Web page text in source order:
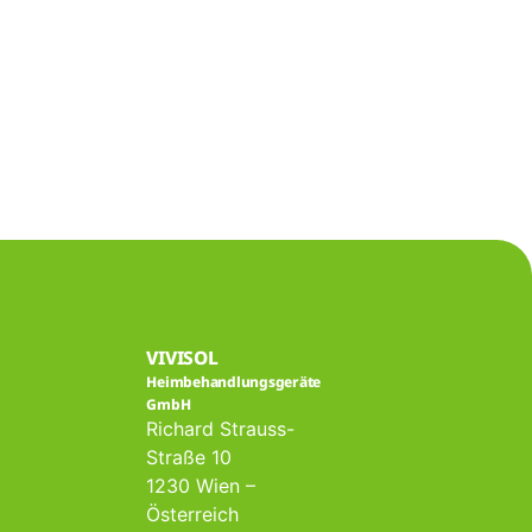
VIVISOL
Heimbehandlungsgeräte
GmbH
Richard Strauss-
Straße 10
1230 Wien –
Österreich